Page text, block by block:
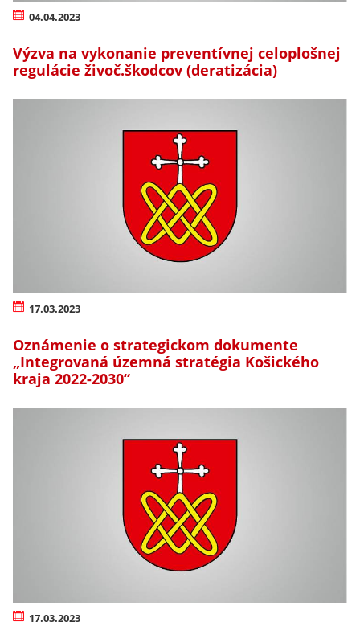
04.04.2023
Výzva na vykonanie preventívnej celoplošnej
regulácie živoč.škodcov (deratizácia)
17.03.2023
Oznámenie o strategickom dokumente
„Integrovaná územná stratégia Košického
kraja 2022-2030“
17.03.2023